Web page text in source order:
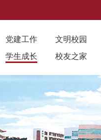
党建工作 文明校园
学生成长 校友之家